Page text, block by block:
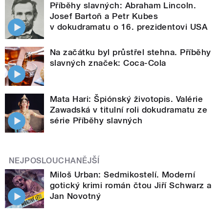
Příběhy slavných: Abraham Lincoln.
Josef Bartoň a Petr Kubes
v dokudramatu o 16. prezidentovi USA
Na začátku byl průstřel stehna. Příběhy
slavných značek: Coca-Cola
Mata Hari: Špiónský životopis. Valérie
Zawadská v titulní roli dokudramatu ze
série Příběhy slavných
NEJPOSLOUCHANĚJŠÍ
Miloš Urban: Sedmikostelí. Moderní
gotický krimi román čtou Jiří Schwarz a
Jan Novotný